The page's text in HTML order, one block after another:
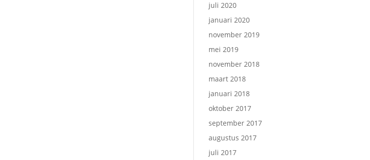
juli 2020
januari 2020
november 2019
mei 2019
november 2018
maart 2018
januari 2018
oktober 2017
september 2017
augustus 2017
juli 2017